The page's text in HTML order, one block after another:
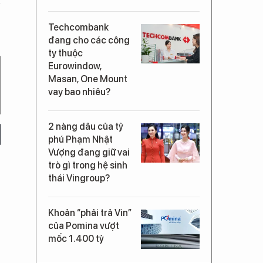
Techcombank
đang cho các công
ty thuộc
Eurowindow,
Masan, One Mount
vay bao nhiêu?
2 nàng dâu của tỷ
phú Phạm Nhật
Vượng đang giữ vai
trò gì trong hệ sinh
thái Vingroup?
Khoản “phải trả Vin”
của Pomina vượt
mốc 1.400 tỷ